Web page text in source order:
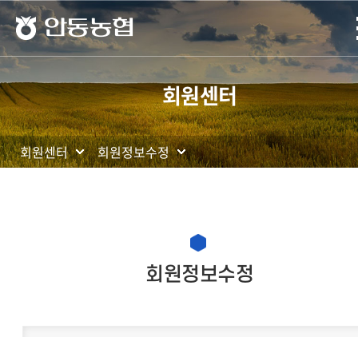
안동농협
회원센터
회원센터 회원정보수정
회원정보수정